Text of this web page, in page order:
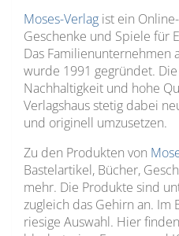
Moses-Verlag ist ein
Geschenke und Spiele für
Das Familienunternehmen
wurde 1991 gegründet.
Nachhaltigkeit und hohe
Verlagshaus stetig dabei
und originell umzusetzen.
Zu den Produkten von
Bastelartikel, Bücher,
mehr. Die Produkte sind
zugleich das Gehirn an. Im
riesige Auswahl. Hier